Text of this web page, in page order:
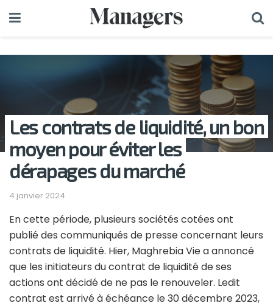
Les contrats de liquidité, un bon
moyen pour éviter les
dérapages du marché
4 janvier 2024
En cette période, plusieurs sociétés cotées ont
publié des communiqués de presse concernant leurs
contrats de liquidité. Hier, Maghrebia Vie a annoncé
que les initiateurs du contrat de liquidité de ses
actions ont décidé de ne pas le renouveler. Ledit
contrat est arrivé à échéance le 30 décembre 2023,